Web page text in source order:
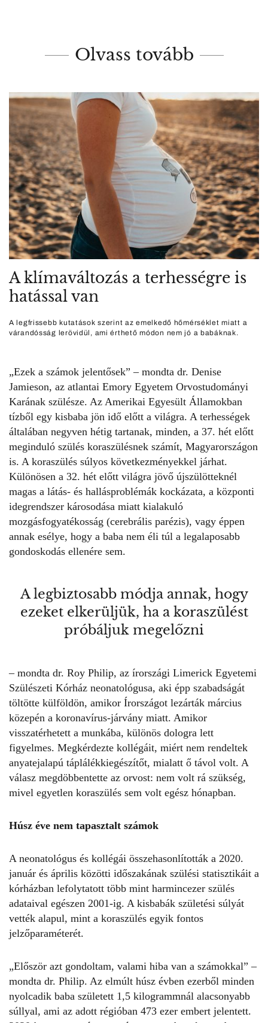
Olvass tovább
A klímaváltozás a terhességre is
hatással van
A legfrissebb kutatások szerint az emelkedő hőmérséklet miatt a
várandósság lerövidül, ami érthető módon nem jó a babáknak.
„Ezek a számok jelentősek” – mondta dr. Denise
Jamieson, az atlantai Emory Egyetem Orvostudományi
Karának szülésze. Az Amerikai Egyesült Államokban
tízből egy kisbaba jön idő előtt a világra. A terhességek
általában negyven hétig tartanak, minden, a 37. hét előtt
meginduló szülés koraszülésnek számít, Magyarországon
is. A koraszülés súlyos következményekkel járhat.
Különösen a 32. hét előtt világra jövő újszülötteknél
magas a látás- és hallásproblémák kockázata, a központi
idegrendszer károsodása miatt kialakuló
mozgásfogyatékosság (cerebrális parézis), vagy éppen
annak esélye, hogy a baba nem éli túl a legalaposabb
gondoskodás ellenére sem.
A legbiztosabb módja annak, hogy
ezeket elkerüljük, ha a koraszülést
próbáljuk megelőzni
– mondta dr. Roy Philip, az írországi Limerick Egyetemi
Szülészeti Kórház neonatológusa, aki épp szabadságát
töltötte külföldön, amikor Írországot lezárták március
közepén a koronavírus-járvány miatt. Amikor
visszatérhetett a munkába, különös dologra lett
figyelmes. Megkérdezte kollégáit, miért nem rendeltek
anyatejalapú táplálékkiegészítőt, mialatt ő távol volt. A
válasz megdöbbentette az orvost: nem volt rá szükség,
mivel egyetlen koraszülés sem volt egész hónapban.
Húsz éve nem tapasztalt számok
A neonatológus és kollégái összehasonlították a 2020.
január és április közötti időszakának szülési statisztikáit a
kórházban lefolytatott több mint harmincezer szülés
adataival egészen 2001-ig. A kisbabák születési súlyát
vették alapul, mint a koraszülés egyik fontos
jelzőparaméterét.
„Először azt gondoltam, valami hiba van a számokkal” –
mondta dr. Philip. Az elmúlt húsz évben ezerből minden
nyolcadik baba született 1,5 kilogrammnál alacsonyabb
súllyal, ami az adott régióban 473 ezer embert jelentett.